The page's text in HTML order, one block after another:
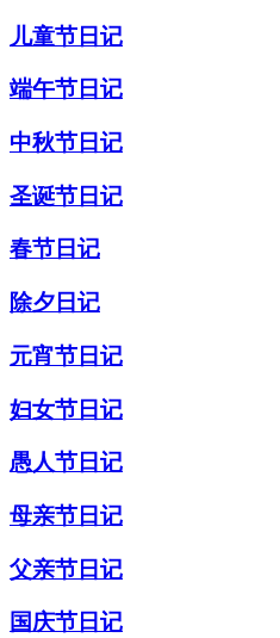
儿童节日记
端午节日记
中秋节日记
圣诞节日记
春节日记
除夕日记
元宵节日记
妇女节日记
愚人节日记
母亲节日记
父亲节日记
国庆节日记